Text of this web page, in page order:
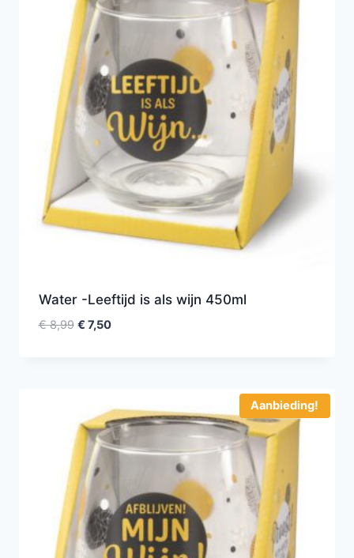
Water -Leeftijd is als wijn 450ml
€8,99 € 7,50
Aanbieding!